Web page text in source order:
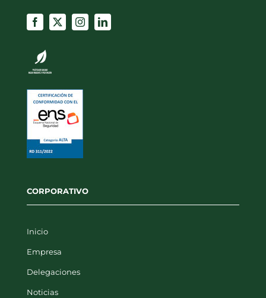
CORPORATIVO
Inicio
Empresa
Delegaciones
Noticias